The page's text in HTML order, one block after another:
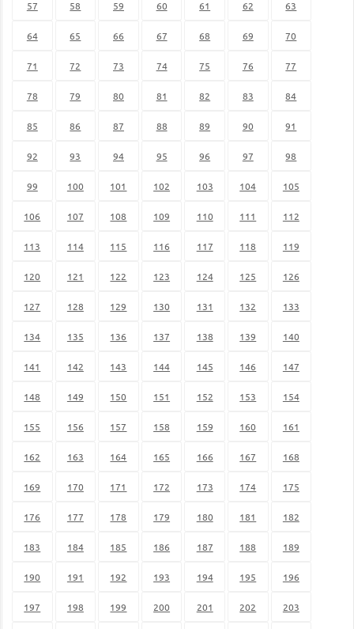
57 58 59 60 61 62 63
64 65 66 67 68 69 70
71 72 73 74 75 76 77
78 79 80 81 82 83 84
85 86 87 88 89 90 91
92 93 94 95 96 97 98
99 100 101 102 103 104 105
106 107 108 109 110 111 112
113 114 115 116 117 118 119
120 121 122 123 124 125 126
127 128 129 130 131 132 133
134 135 136 137 138 139 140
141 142 143 144 145 146 147
148 149 150 151 152 153 154
155 156 157 158 159 160 161
162 163 164 165 166 167 168
169 170 171 172 173 174 175
176 177 178 179 180 181 182
183 184 185 186 187 188 189
190 191 192 193 194 195 196
197 198 199 200 201 202 203